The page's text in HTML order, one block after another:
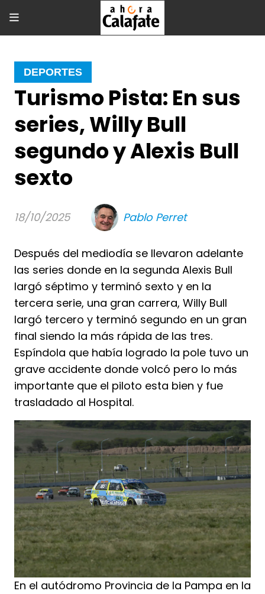
Turismo Pista: En sus
series, Willy Bull
segundo y Alexis Bull
sexto
Después del mediodía se llevaron adelante
las series donde en la segunda Alexis Bull
largó séptimo y terminó sexto y en la
tercera serie, una gran carrera, Willy Bull
largó tercero y terminó segundo en un gran
final siendo la más rápida de las tres.
Espíndola que había logrado la pole tuvo un
grave accidente donde volcó pero lo más
importante que el piloto esta bien y fue
trasladado al Hospital.
DEPORTES
18/10/2025 Pablo Perret
En el autódromo Provincia de la Pampa en la